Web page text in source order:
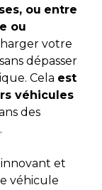
ou entre
ou
votre
dépasser
Cela est
véhicules
des
et
véhicule